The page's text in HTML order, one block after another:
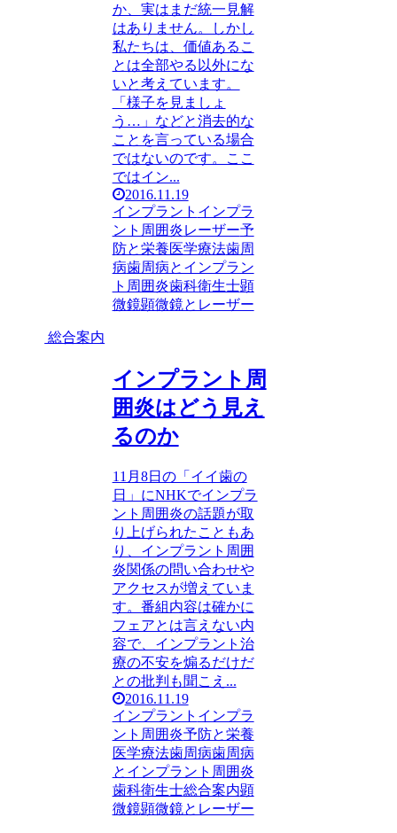
か、実はまだ統一見解
はありません。しかし
私たちは、価値あるこ
とは全部やる以外にな
いと考えています。
「様子を見ましょ
う…」などと消去的な
ことを言っている場合
ではないのです。ここ
ではイン...
2016.11.19
インプラント インプラ
ント周囲炎レーザー予
防と栄養医学療法歯周
病歯周病とインプラン
ト周囲炎歯科衛生士顕
微鏡顕微鏡とレーザー
総合案内
インプラント周
囲炎はどう見え
るのか
11月8日の「イイ歯の
日」にNHKでインプラ
ント周囲炎の話題が取
り上げられたこともあ
り、インプラント周囲
炎関係の問い合わせや
アクセスが増えていま
す。番組内容は確かに
フェアとは言えない内
容で、インプラント治
療の不安を煽るだけだ
との批判も聞こえ...
2016.11.19
インプラント インプラ
ント周囲炎予防と栄養
医学療法歯周病歯周病
とインプラント周囲炎
歯科衛生士総合案内顕
微鏡顕微鏡とレーザー